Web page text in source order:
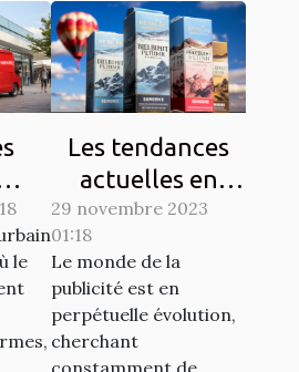
le
Les tendances
actuelles en
matière de
ballons
publicitaires
hélium
29 novembre 2023
01:18
Le monde de la
publicité est en
perpétuelle évolution,
cherchant
constamment de